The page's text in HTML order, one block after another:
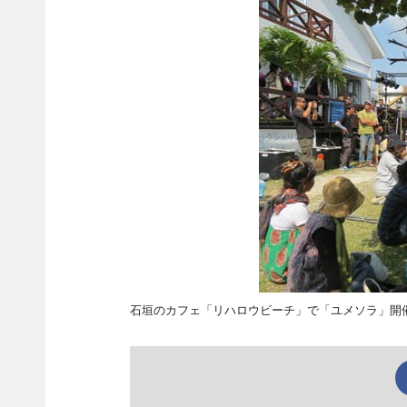
石垣のカフェ「リハロウビーチ」で「ユメソラ」開